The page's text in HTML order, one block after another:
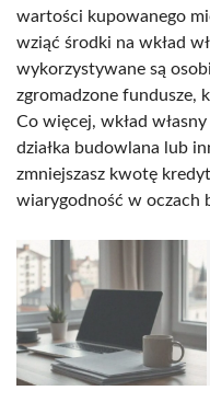
wartości kupowanego
wziąć środki na wkład
wykorzystywane są
zgromadzone fundusze,
Co więcej, wkład
działka budowlana lub
zmniejszasz kwotę
wiarygodność w oczach